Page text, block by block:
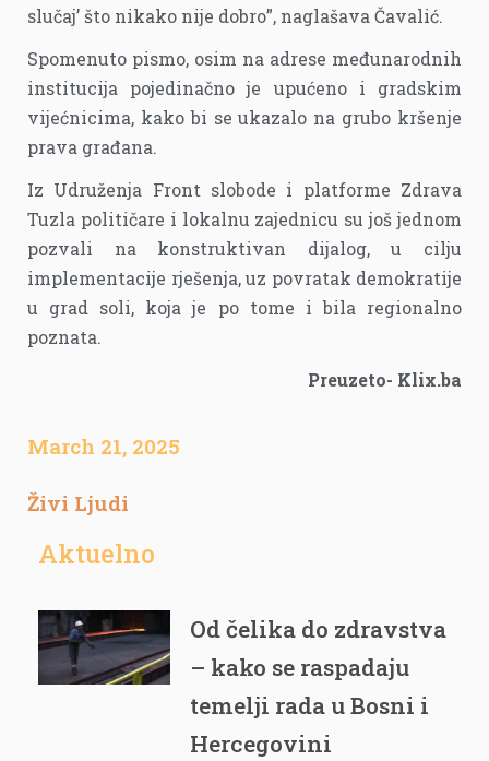
slučaj’ što nikako nije dobro”, naglašava Čavalić.
Spomenuto pismo, osim na adrese međunarodnih
institucija pojedinačno je upućeno i gradskim
vijećnicima, kako bi se ukazalo na grubo kršenje
prava građana.
Iz Udruženja Front slobode i platforme Zdrava
Tuzla političare i lokalnu zajednicu su još jednom
pozvali na konstruktivan dijalog, u cilju
implementacije rješenja, uz povratak demokratije
u grad soli, koja je po tome i bila regionalno
poznata.
Preuzeto- Klix.ba
March 21, 2025
Živi Ljudi
Aktuelno
Od čelika do zdravstva
– kako se raspadaju
temelji rada u Bosni i
Hercegovini